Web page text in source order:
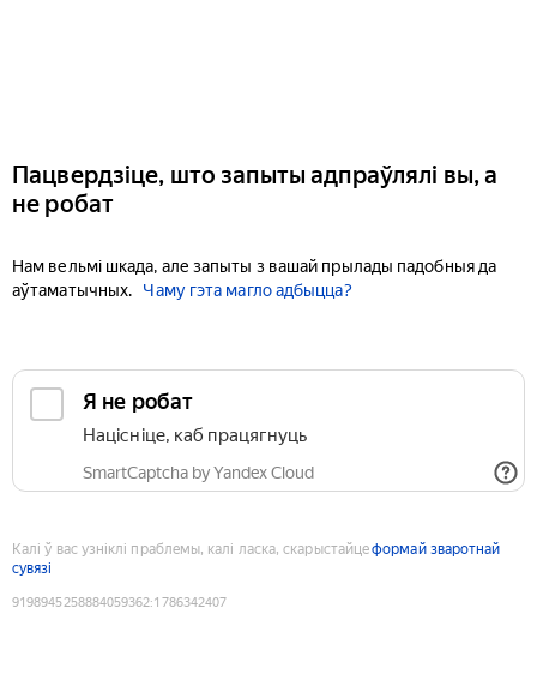
Пацвердзіце, што запыты адпраўлялі вы, а
не робат
Нам вельмі шкада, але запыты з вашай прылады падобныя да
аўтаматычных.
Чаму гэта магло адбыцца?
Я не робат
Націсніце, каб працягнуць
SmartCaptcha by Yandex Cloud
Калі ў вас узніклі праблемы, калі ласка, скарыстайцеформай зваротнай
сувязі
9198945258884059362:1786342407